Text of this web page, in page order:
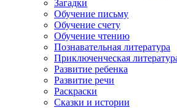
Загадки
Обучение письму
Обучение счету
Обучение чтению
Познавательная литература
Приключенческая
Развитие ребенка
Развитие речи
Раскраски
Сказки и истории